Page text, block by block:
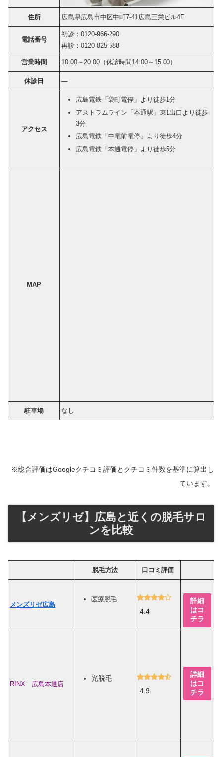
住所 広島県広島市中区中町7-41広島三栄ビル4F
電話番号
初診：0120-966-290
再診：0120-825-588
営業時間 10:00～20:00（休診時間14:00～15:00）
休診日 ―
アクセス
広島電鉄「袋町電停」より徒歩1分
アストラムライン「本通駅」東1出口より徒歩
3分
広島電鉄「中電前電停」より徒歩4分
広島電鉄「本通電停」より徒歩5分
MAP
駐車場 なし
※総合評価はGoogleクチコミ評価とクチコミ件数を基準に算出し
ています。
【メンズリゼ】広島と近くの脱毛サロ
ンを比較
脱毛方法 口コミ評価
メンズリゼ広島
医療脱毛
4.4
詳細
はコ
チラ
RINX 広島本通店
光脱毛
4.9
詳細
はコ
チラ